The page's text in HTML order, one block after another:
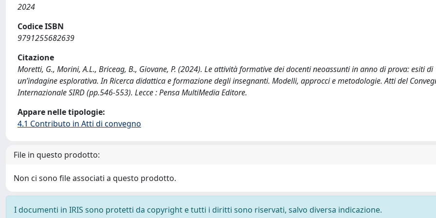
2024
Codice ISBN
9791255682639
Citazione
Moretti, G., Morini, A.L., Briceag, B., Giovane, P. (2024). Le attività formative dei docenti neoassunti in anno di prova: esiti di
un’indagine esplorativa. In Ricerca didattica e formazione degli insegnanti. Modelli, approcci e metodologie. Atti del
Internazionale SIRD (pp.546-553). Lecce : Pensa MultiMedia Editore.
Appare nelle tipologie:
4.1 Contributo in Atti di convegno
File in questo prodotto:
Non ci sono file associati a questo prodotto.
I documenti in IRIS sono protetti da copyright e tutti i diritti sono riservati, salvo diversa indicazione.